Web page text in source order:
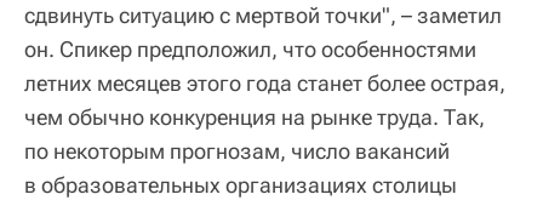
сдвинуть ситуацию с мертвой точки", – заметил
он. Спикер предположил, что особенностями
летних месяцев этого года станет более острая,
чем обычно конкуренция на рынке труда. Так,
по некоторым прогнозам, число вакансий
в образовательных организациях столицы